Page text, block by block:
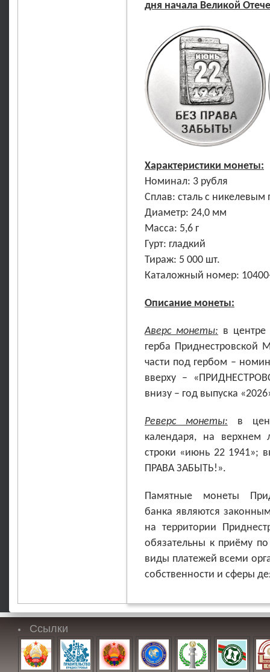
дня начала Великой
Характеристики монеты:
Номинал: 3 рубля
Сплав: сталь с никелевым
Диаметр: 24,0 мм
Масса: 5,6 г
Гурт: гладкий
Тираж: 5 000 шт.
Каталожный номер:
Описание монеты:
Аверс монеты: в центре
герба Приднестровской
части под гербом –
вверху –
внизу – год выпуска
Реверс монеты: в
календаря, на верхнем
строки «июнь 22 1941»;
ПРАВА ЗАБЫТЬ!».
Памятные монеты
банка являются
на территории
обязательны к приёму
виды платежей всеми
собственности и сферы
Ссылки